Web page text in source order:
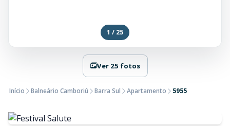
1 / 25
Ver 25 fotos
Início Balneário Camboriú Barra Sul Apartamento 5955